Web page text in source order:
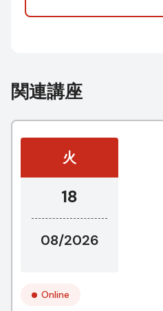
関連講座
火
18
08/2026
Online